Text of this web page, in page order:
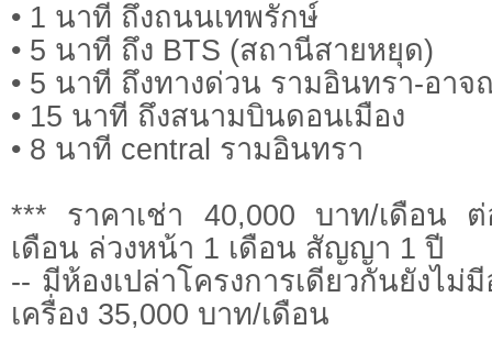
• 1 นาที ถึงถนนเทพรักษ์
• 5 นาที ถึง BTS (สถานีสายหยุด)
• 5 นาที ถึงทางด่วน รามอินทรา-อาจ
• 15 นาที ถึงสนามบินดอนเมือง
• 8 นาที central รามอินทรา
*** ราคาเช่า 40,000 บาท/เดือน
เดือน ล่วงหน้า 1 เดือน สัญญา 1 ปี
-- มีห้องเปล่าโครงการเดียวกันยังไ
เครื่อง 35,000 บาท/เดือน